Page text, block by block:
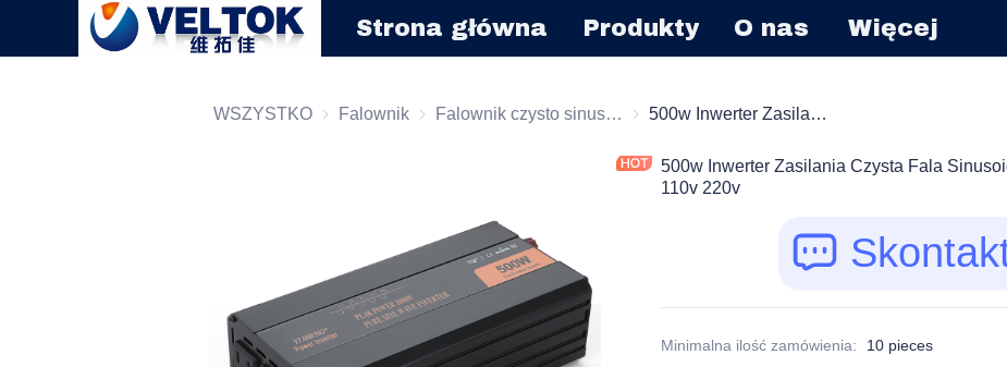
Strona główna Produkty O nas Więcej
WSZYSTKO Falownik Falownik Falownik czysto sinusoidalny Falownik czysto sinusoidalny
500w Inwerter Zasilania Czysta Fala Sinusoidalna Inwerter 12v 24v 48v Do 110v 220v
500w Inwerter Zasilania Czysta Fala
110v 220v
Minimalna ilość zamówienia: 10 pieces